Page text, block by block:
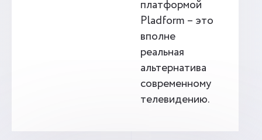
платформой
Pladform – это
вполне
реальная
альтернатива
современному
телевидению.